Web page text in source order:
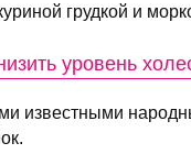
грудкой и
уровень
известными